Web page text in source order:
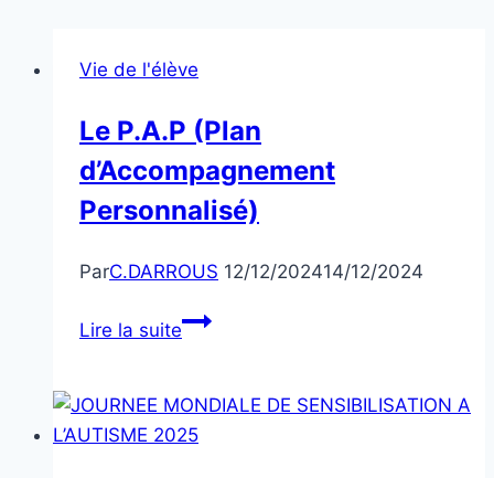
Vie de l'élève
Le P.A.P (Plan
d’Accompagnement
Personnalisé)
ParC.DARROUS 12/12/202414/12/2024
Lire la suiteLe
d’Accompagnement
Personnalisé)